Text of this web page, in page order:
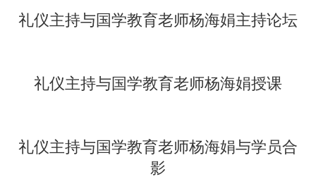
礼仪主持与国学教育老师杨海娟主持论坛
礼仪主持与国学教育老师杨海娟授课
礼仪主持与国学教育老师杨海娟与学员合
影